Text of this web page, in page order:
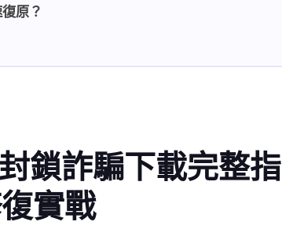
原？
鎖詐騙下載完整指
實戰